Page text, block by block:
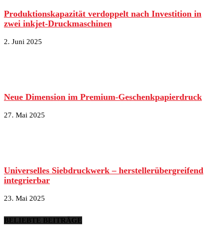
Produktionskapazität verdoppelt nach Investition in
zwei inkjet-Druckmaschinen
2. Juni 2025
Neue Dimension im Premium-Geschenkpapierdruck
27. Mai 2025
Universelles Siebdruckwerk – herstellerübergreifend
integrierbar
23. Mai 2025
BELIEBTE BEITRÄGE